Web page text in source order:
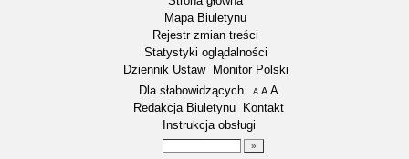
Mapa Biuletynu
Rejestr zmian treści
Statystyki oglądalności
Dziennik Ustaw
Monitor Polski
Menu dodatkowe
Dla słabowidzących A pomniejsz czcionkę
A standardowy rozmiar czcionki
A
Redakcja Biuletynu
Kontakt
Instrukcja obsługi